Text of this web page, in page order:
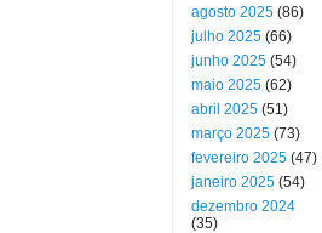
agosto 2025 (86)
julho 2025 (66)
junho 2025 (54)
maio 2025 (62)
abril 2025 (51)
março 2025 (73)
fevereiro 2025 (47)
janeiro 2025 (54)
dezembro 2024
(35)